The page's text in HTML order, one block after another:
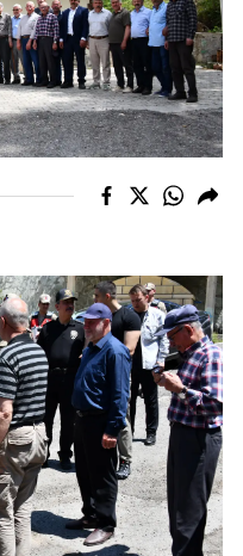
Yozgat
Zonguldak
Aksaray
Bayburt
Kırıkkale
Batman
Şırnak
Bartın
Ardahan
Iğdır